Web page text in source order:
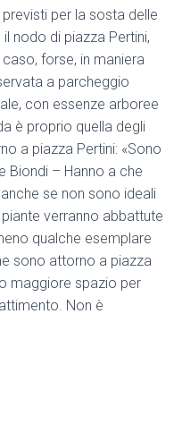
previsti per la sosta delle
nodo di piazza Pertini,
forse, in maniera
a parcheggio
con essenze arboree
è proprio quella degli
a piazza Pertini: «Sono
Biondi – Hanno a che
se non sono ideali
verranno abbattute
qualche esemplare
sono attorno a piazza
maggiore spazio per
Non è